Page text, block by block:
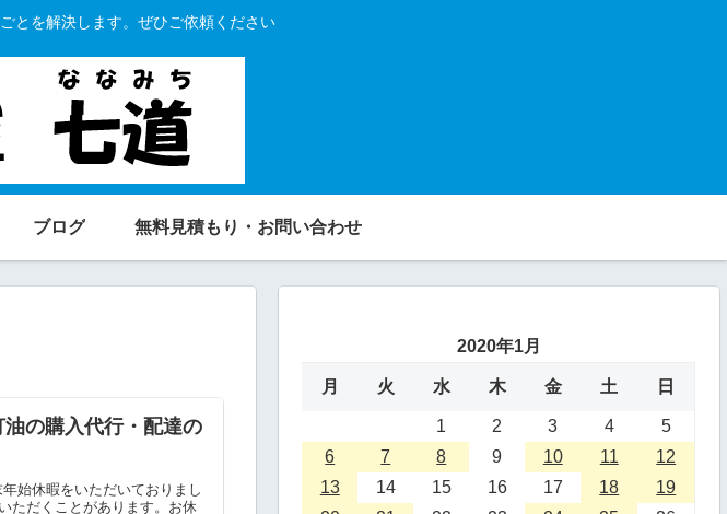
とを解決します。ぜひご依頼ください
ブログ 無料見積もり・お問い合わせ
の購入代行・配達の
始休暇をいただいておりまし
ただくことがあります。お休
2020年1月
月 火 水 木 金 土 日
1 2 3 4
5
6
7 8 9 10 11
12
13
14 15 16 17 18
19